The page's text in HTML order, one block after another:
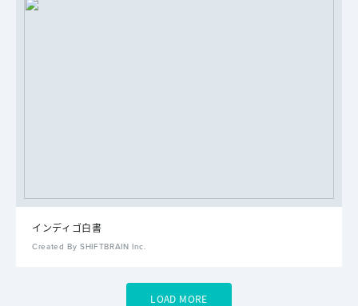
インディゴ白書
Created By SHIFTBRAIN Inc.
LOAD MORE